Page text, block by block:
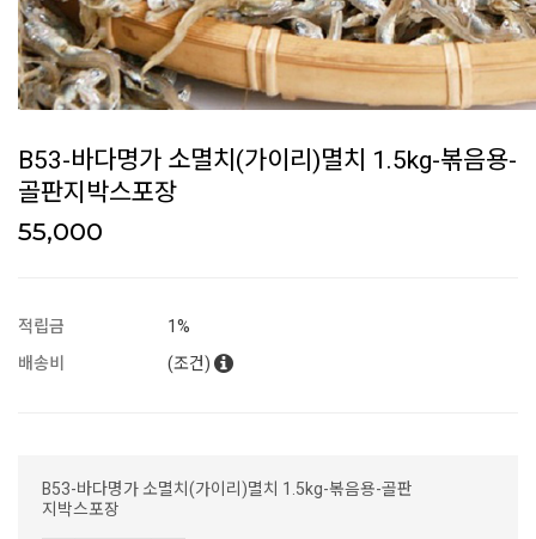
B53-바다명가 소멸치(가이리)멸치 1.5kg-볶음용-
골판지박스포장
55,000
적립금
1%
배송비
(조건)
B53-바다명가 소멸치(가이리)멸치 1.5kg-볶음용-골판
지박스포장